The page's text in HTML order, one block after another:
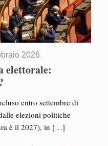
2026
elettorale:
entro settembre di
elezioni politiche
è il 2027), in […]